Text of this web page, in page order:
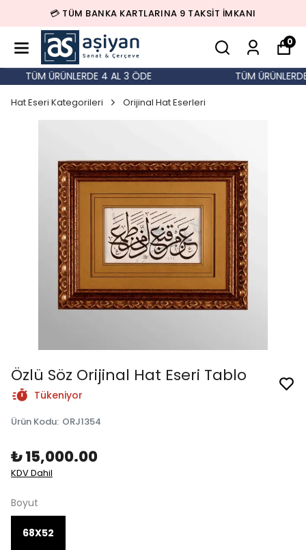
💳 TÜM BANKA KARTLARINA 9 TAKSİT İMKANI
0
TÜM ÜRÜNLERDE 4 AL 3 ÖDE TÜM
Hat Eseri Kategorileri Orijinal Hat Eserleri
Özlü Söz Orijinal Hat Eseri Tablo
Tükeniyor
Ürün Kodu: ORJ1354
₺ 15,000.00
KDV Dahil
Boyut
68X52